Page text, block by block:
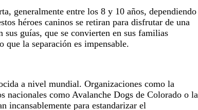
generalmente entre los 8 y 10 años, dependiendo
héroes caninos se retiran para disfrutar de una
guías, que se convierten en sus familias
la separación es impensable.
a nivel mundial. Organizaciones como la
nacionales como Avalanche Dogs de Colorado o la
incansablemente para estandarizar el